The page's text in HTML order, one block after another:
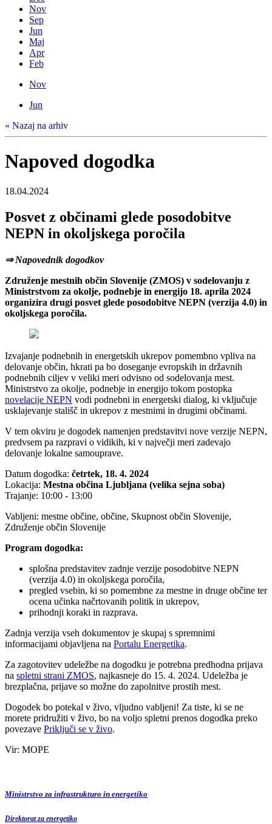
Nov
Sep
Jun
Maj
Apr
Feb
Nov
Jun
« Nazaj na arhiv
Napoved dogodka
18.04.2024
Posvet z občinami glede posodobitve
NEPN in okoljskega poročila
⇒ Napovednik dogodkov
Združenje mestnih občin Slovenije (ZMOS) v sodelovanju z
Ministrstvom za okolje, podnebje in energijo 18. aprila 2024
organizira drugi posvet glede posodobitve NEPN (verzija 4.0) in
okoljskega poročila.
Izvajanje podnebnih in energetskih ukrepov pomembno vpliva na
delovanje občin, hkrati pa bo doseganje evropskih in državnih
podnebnih ciljev v veliki meri odvisno od sodelovanja mest.
Ministrstvo za okolje, podnebje in energijo tokom postopka
novelacije NEPN vodi podnebni in energetski dialog, ki vključuje
usklajevanje stališč in ukrepov z mestnimi in drugimi občinami.
V tem okviru je dogodek namenjen predstavitvi nove verzije NEPN,
predvsem pa razpravi o vidikih, ki v največji meri zadevajo
delovanje lokalne samouprave.
Datum dogodka: četrtek, 18. 4. 2024
Lokacija: Mestna občina Ljubljana (velika sejna soba)
Trajanje: 10:00 - 13:00
Vabljeni: mestne občine, občine, Skupnost občin Slovenije,
Združenje občin Slovenije
Program dogodka:
splošna predstavitev zadnje verzije posodobitve NEPN
(verzija 4.0) in okoljskega poročila,
pregled vsebin, ki so pomembne za mestne in druge občine ter
ocena učinka načrtovanih politik in ukrepov,
prihodnji koraki in razprava.
Zadnja verzija vseh dokumentov je skupaj s spremnimi
informacijami objavljena na Portalu Energetika.
Za zagotovitev udeležbe na dogodku je potrebna predhodna prijava
na spletni strani ZMOS, najkasneje do 15. 4. 2024. Udeležba je
brezplačna, prijave so možne do zapolnitve prostih mest.
Dogodek bo potekal v živo, vljudno vabljeni! Za tiste, ki se ne
morete pridružiti v živo, bo na voljo spletni prenos dogodka preko
povezave Priključi se v živo.
Vir: MOPE
Ministrstvo za infrastrukturo in energetiko
Direktorat za energetiko